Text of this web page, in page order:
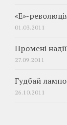
«Е»-
01.03.2011
Промені надії
27.09.2011
Гудбай
26.10.2011